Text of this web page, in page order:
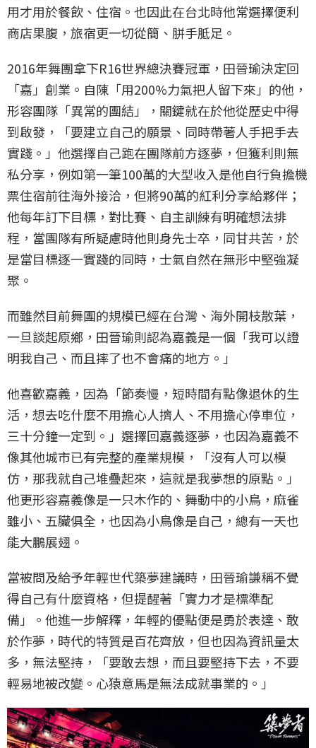
用才用於餐飲、住宿。也因此在台北時他常選擇便利
商店果腹，旅宿更一切從簡、胼手胝足。
2016年舞團拿下R16世界總決賽冠軍，田晉瑜決定回
「嘉」創業。自陳「用200%力氣把人留下來」的他，
形容團隊「異常的團結」，關鍵就在於他從歷史中得
到啟發，「要建立自己的願景、同時帶著人手把手去
實踐。」他選擇自己跑在團隊前方逐夢，但獲利則無
私分享，例如第一筆100萬的大型收入是他自行負擔機
票住宿前往海外接洽，但將90萬的紅利分享給夥伴；
他每年訂下目標，對比賽、自主訓練有明確想法排
程，當團隊有所疑慮時他則身先士卒，同甘共苦，於
是當目標逐一實踐的同時，士氣自然在無形中堅強凝
聚。
而雖然目前舞團的規模已經在台灣、海外開枝散葉，
一旦談起原鄉，田晉瑜則認為嘉義是一個「我可以證
明我自己、而且摔了也不會痛的地方。」
他喜歡嘉義，因為「節奏慢，短時間有點像退休的生
活，想去吃什麼不用擔心人擠人、不用擔心停車位，
三十分鐘一定到。」選擇回嘉義逐夢，也因為嘉義不
像其他城市已有完整的產業規模，「沒有人可以模
仿，那我就自己堆疊起來，這就是我夢想的原點。」
他更形容嘉義像是一只木作的、舞動中的小鳥，麻雀
雖小、五臟俱全，也因為小鳥像是自己，總有一天也
能大鵬展翅。
當被問及給予年輕世代築夢建議時，田晉瑜謙稱不覺
得自己有什麼資格，但提醒著「實力才是標準配
備」。他進一步解釋，年輕的優點便是勇於表達、敢
於作夢，時代的特質是百花齊放，但也因為資訊量太
多，無法堅持，「要敢去想，而且要堅持下去，不要
輕易地被改變。心猿意馬是無法成就事業的。」